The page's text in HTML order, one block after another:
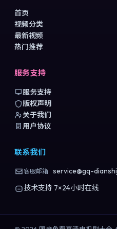
首页
视频分类
最新视频
热门推荐
服务支持
服务支持
版权声明
关于我们
用户协议
联系我们
客服邮箱 service@gq-
技术支持 7×24小时在线